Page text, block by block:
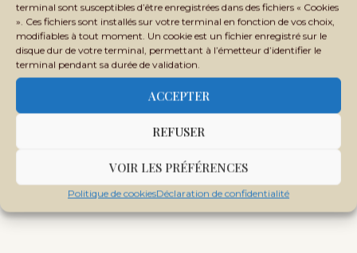
terminal sont susceptibles d’être enregistrées dans des fichiers « Cookies
». Ces fichiers sont installés sur votre terminal en fonction de vos choix,
modifiables à tout moment. Un cookie est un fichier enregistré sur le
disque dur de votre terminal, permettant à l’émetteur d’identifier le
terminal pendant sa durée de validation.
ACCEPTER
REFUSER
VOIR LES PRÉFÉRENCES
Politique de cookiesDéclaration de confidentialité